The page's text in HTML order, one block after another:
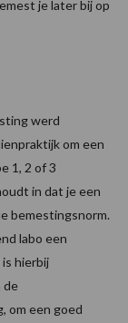
je later bij op
werd
om een
1, 2 of 3
in dat je een
bemestingsnorm.
labo een
hierbij
de
om een goed